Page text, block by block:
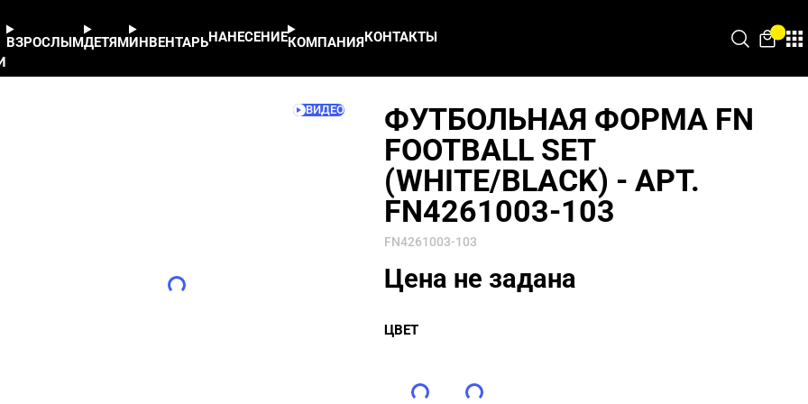
ВЗРОСЛЫМДЕТЯМИНВЕНТАРЬНАНЕСЕНИЕКОМПАНИЯКОНТАКТЫ
Black) - арт. FN4261003-103
ФУТБОЛЬНАЯ ФОРМА FN
FOOTBALL SET
(WHITE/BLACK) - АРТ.
FN4261003-103
FN4261003-103
Цена не задана
ЦВЕТ